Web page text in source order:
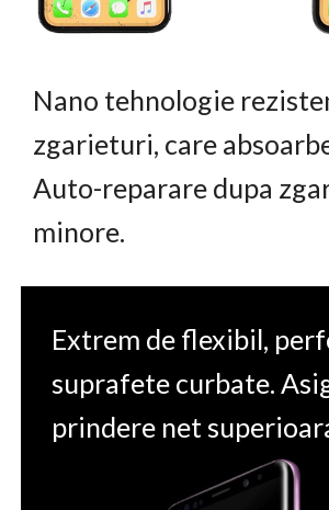
Nano tehnologie
zgarieturi, care
Auto-reparare dupa
minore.
Extrem de flexibil,
suprafete curbate.
prindere net